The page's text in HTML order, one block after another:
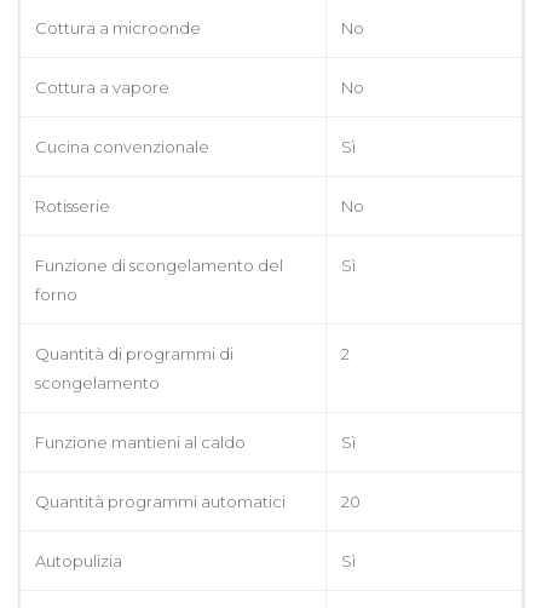
Cottura a microonde No
Cottura a vapore No
Cucina convenzionale Sì
Rotisserie No
Funzione di scongelamento del
forno
Sì
Quantità di programmi di
scongelamento
2
Funzione mantieni al caldo Sì
Quantità programmi automatici 20
Autopulizia Sì